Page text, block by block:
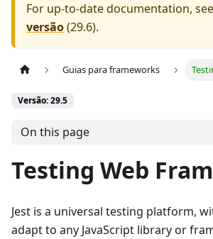
For up-to-date documentation,
versão(29.6).
Guias para frameworks
Versão: 29.5
On this page
Testing Web
Jest is a universal testing platform,
adapt to any JavaScript library or